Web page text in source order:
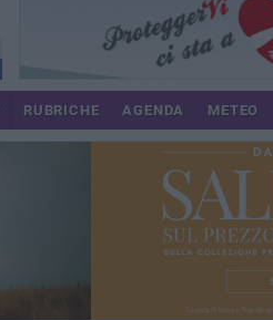
RUBRICHE AGENDA METEO